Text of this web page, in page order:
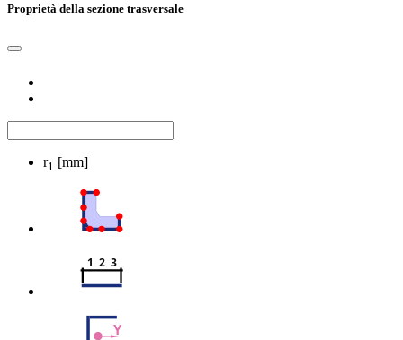
Proprietà della sezione trasversale
r1 [mm]
1  2  3
Y